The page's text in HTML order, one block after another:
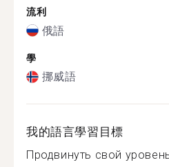
流利
俄語
學
挪威語
我的語言學習目標
Продвинуть свой